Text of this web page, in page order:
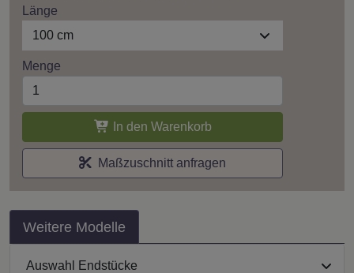
Länge
100 cm
Menge
In den Warenkorb
Maßzuschnitt anfragen
Weitere Modelle
Auswahl Endstücke